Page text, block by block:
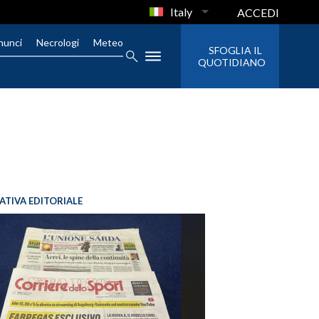
Italy ACCEDI
Necrologi Meteo
SFOGLIA IL
QUOTIDIANO
EDITORIALE